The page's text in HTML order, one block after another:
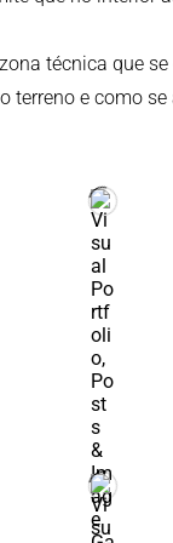
técnica que se
e como